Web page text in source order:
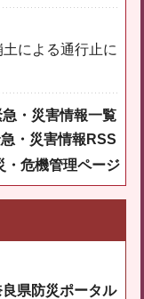
による通行止に
急・災害情報一覧
・災害情報RSS
・危機管理ページ
良県防災ポータル